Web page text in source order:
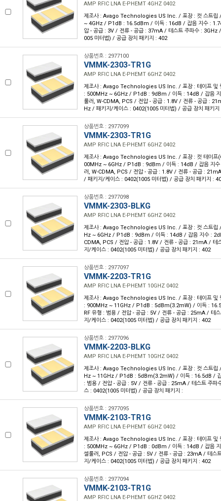
AMP RFIC LNA E-PHEMT 4GHZ 0402
제조사 : Avago Technologies US Inc. / 포장 : 컷 스트립
~ 4GHz / P1dB : 16.5dBm / 이득 : 16dB / 잡음 지수 :
압 - 공급 : 3V / 전류 - 공급 : 37mA / 테스트 주파수 : 3GHz
005 미터법) / 공급 장치 패키지 : 402
상품번호 : 2977100
VMMK-2303-TR1G
AMP RFIC LNA E-PHEMT 6GHZ 0402
제조사 : Avago Technologies US Inc. / 포장 : 테이프 및
: 500MHz ~ 6GHz / P1dB : 9dBm / 이득 : 14dB / 잡음
룰러, W-CDMA, PCS / 전압 - 공급 : 1.8V / 전류 - 공급 :
Hz / 패키지/케이스 : 0402(1005 미터법) / 공급 장치 패키지
상품번호 : 2977099
VMMK-2303-TR1G
AMP RFIC LNA E-PHEMT 6GHZ 0402
제조사 : Avago Technologies US Inc. / 포장 : 컷 테이프
00MHz ~ 6GHz / P1dB : 9dBm / 이득 : 14dB / 잡음 지수
러, W-CDMA, PCS / 전압 - 공급 : 1.8V / 전류 - 공급 :
/ 패키지/케이스 : 0402(1005 미터법) / 공급 장치 패키지 :
상품번호 : 2977098
VMMK-2303-BLKG
AMP RFIC LNA E-PHEMT 6GHZ 0402
제조사 : Avago Technologies US Inc. / 포장 : 컷 스트립
Hz ~ 6GHz / P1dB : 9dBm / 이득 : 14dB / 잡음 지수 :
CDMA, PCS / 전압 - 공급 : 1.8V / 전류 - 공급 : 21mA / 테
지/케이스 : 0402(1005 미터법) / 공급 장치 패키지 : 402
상품번호 : 2977097
VMMK-2203-TR1G
AMP RFIC LNA E-PHEMT 10GHZ 0402
제조사 : Avago Technologies US Inc. / 포장 : 테이프 및
: 900MHz ~ 11GHz / P1dB : 5dBm(3.2mW) / 이득 :
RF 유형 : 범용 / 전압 - 공급 : 5V / 전류 - 공급 : 25mA / 테
지/케이스 : 0402(1005 미터법) / 공급 장치 패키지 : 402
상품번호 : 2977096
VMMK-2203-BLKG
AMP RFIC LNA E-PHEMT 10GHZ 0402
제조사 : Avago Technologies US Inc. / 포장 : 컷 스트립
Hz ~ 11GHz / P1dB : 5dBm(3.2mW) / 이득 : 16.5dB /
: 범용 / 전압 - 공급 : 5V / 전류 - 공급 : 25mA / 테스트 주파
스 : 0402(1005 미터법) / 공급 장치 패키지 :
상품번호 : 2977095
VMMK-2103-TR1G
AMP RFIC LNA E-PHEMT 6GHZ 0402
제조사 : Avago Technologies US Inc. / 포장 : 테이프 및
: 500MHz ~ 6GHz / P1dB : 0dBm / 이득 : 14dB / 잡음
셀룰러, PCS / 전압 - 공급 : 5V / 전류 - 공급 : 23mA / 테스
지/케이스 : 0402(1005 미터법) / 공급 장치 패키지 : 402
상품번호 : 2977094
VMMK-2103-TR1G
AMP RFIC LNA E-PHEMT 6GHZ 0402